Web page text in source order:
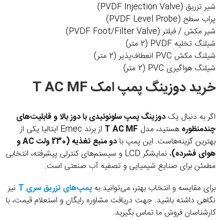
شیر تزریق (PVDF Injection Valve)
پراب سطح (PVDF Level Probe)
شیر مکش / فیلتر (PVDF Foot/Filter Valve)
شیلنگ تخلیه PVDF (2 متر)
شیلنگ مکش PVC انعطاف‌پذیر (2 متر)
شیلنگ هواگیری PVC (2 متر)
خرید دوزینگ پمپ امک T AC MF
اگر به دنبال یک دوزینگ پمپ سلونوئیدی با دوز بالا و قابلیت‌های
چندمنظوره هستید، مدل T AC MF
از برند Emec ایتالیا یکی از
بهترین گزینه‌هاست. این پمپ با
دو منبع تغذیه (230 ولت AC و
هوای فشرده)
، نمایشگر LCD و سیستم‌های کنترلی پیشرفته، انتخابی
مطمئن برای صنایع شیمیایی و تصفیه آب صنعتی است.
برای مقایسه و انتخاب بهتر، می‌توانید به پمپ‌های تزریق سری T
نیز
نگاهی داشته باشید. جهت دریافت مشاوره رایگان و استعلام قیمت، با
کارشناسان فروش ما تماس بگیرید.